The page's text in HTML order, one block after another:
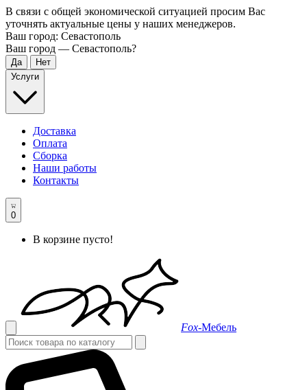
В связи с общей экономической ситуацией просим Вас
уточнять актуальные цены у наших менеджеров.
Ваш город: Севастополь
Ваш город — Севастополь?
Услуги
Доставка
Оплата
Сборка
Наши работы
Контакты
0
В корзине пусто!
Fox-Мебель